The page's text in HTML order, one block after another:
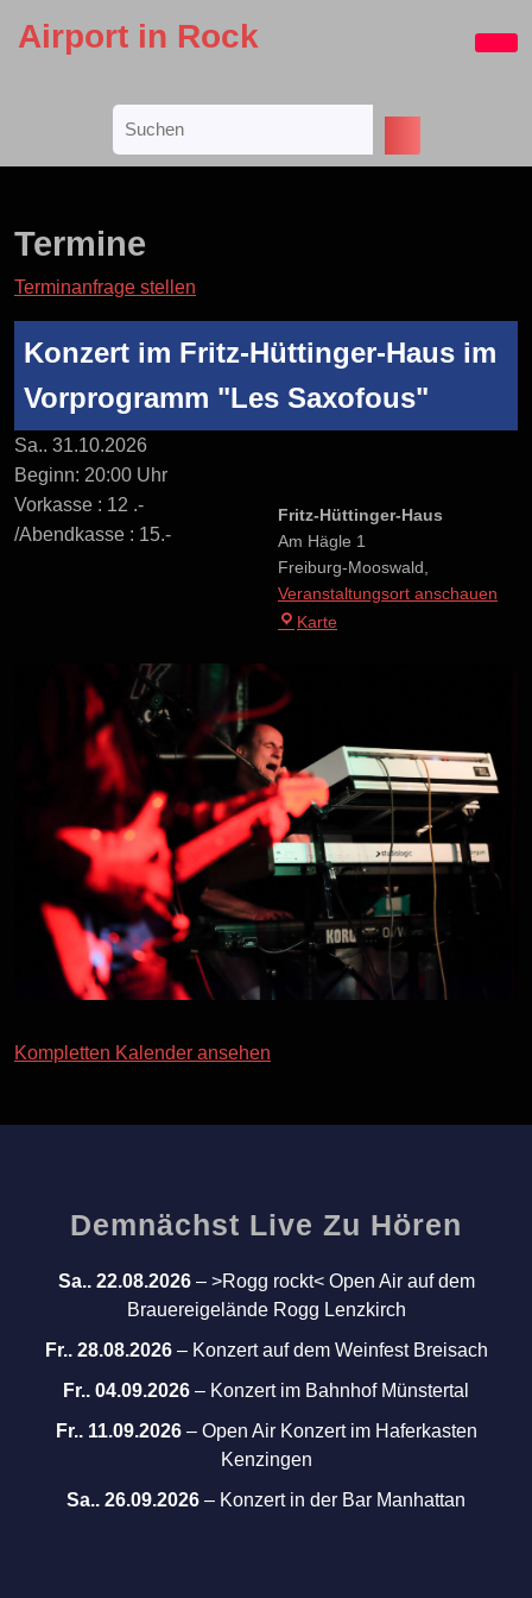
Airport in Rock
Termine
Terminanfrage stellen
Konzert im Fritz-Hüttinger-Haus im
Vorprogramm "Les Saxofous"
Sa.. 31.10.2026
Beginn: 20:00 Uhr
Fritz-Hüttinger-Haus
Am Hägle 1
Freiburg-Mooswald
Veranstaltungsort anschauen
Karte
Vorkasse : 12 .-
/Abendkasse : 15.-
Kompletten Kalender ansehen
Demnächst Live Zu Hören
Sa.. 22.08.2026– >Rogg rockt< Open Air auf dem
Brauereigelände Rogg Lenzkirch
Fr.. 28.08.2026– Konzert auf dem Weinfest Breisach
Fr.. 04.09.2026 – Konzert im Bahnhof Münstertal
Fr.. 11.09.2026– Open Air Konzert im Haferkasten
Kenzingen
Sa.. 26.09.2026 – Konzert in der Bar Manhattan